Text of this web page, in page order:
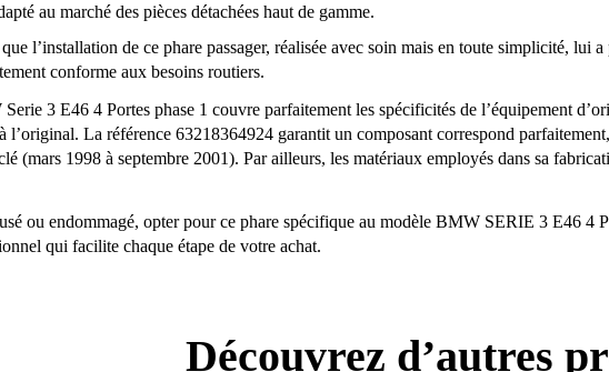
au marché des pièces détachées haut de gamme.
l’installation de ce phare passager, réalisée avec soin mais en toute simplicité,
conforme aux besoins routiers.
3 E46 4 Portes phase 1 couvre parfaitement les spécificités de l’équipement
l’original. La référence 63218364924 garantit un composant correspond
(mars 1998 à septembre 2001). Par ailleurs, les matériaux employés dans sa
ou endommagé, opter pour ce phare spécifique au modèle BMW SERIE 3 E46 4
qui facilite chaque étape de votre achat.
Découvrez d’autres